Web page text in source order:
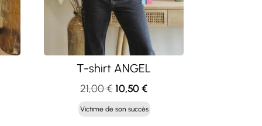
T-shirt ANGEL
21,00€ Le
prix
initial
10,50€Le
prix
actuel
Victime de son succès